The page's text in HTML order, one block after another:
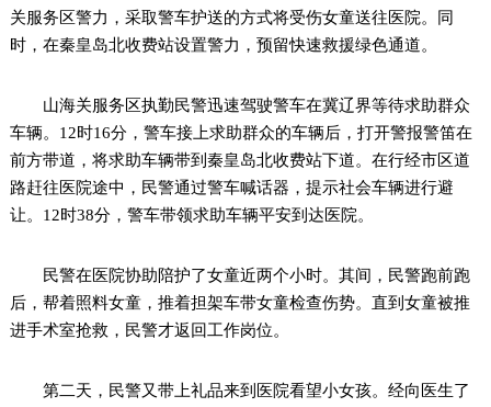
关服务区警力，采取警车护送的方式将受伤女童送往医院。同
时，在秦皇岛北收费站设置警力，预留快速救援绿色通道。
山海关服务区执勤民警迅速驾驶警车在冀辽界等待求助群众
车辆。12时16分，警车接上求助群众的车辆后，打开警报警笛在
前方带道，将求助车辆带到秦皇岛北收费站下道。在行经市区道
路赶往医院途中，民警通过警车喊话器，提示社会车辆进行避
让。12时38分，警车带领求助车辆平安到达医院。
民警在医院协助陪护了女童近两个小时。其间，民警跑前跑
后，帮着照料女童，推着担架车带女童检查伤势。直到女童被推
进手术室抢救，民警才返回工作岗位。
第二天，民警又带上礼品来到医院看望小女孩。经向医生了